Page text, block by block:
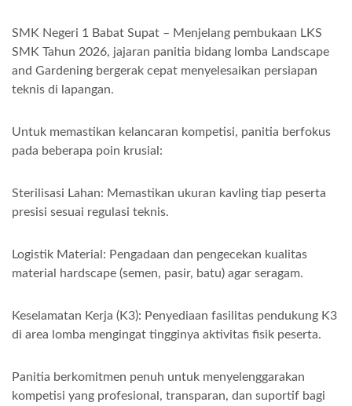
SMK Negeri 1 Babat Supat – Menjelang pembukaan LKS
SMK Tahun 2026, jajaran panitia bidang lomba Landscape
and Gardening bergerak cepat menyelesaikan persiapan
teknis di lapangan.
Untuk memastikan kelancaran kompetisi, panitia berfokus
pada beberapa poin krusial:
Sterilisasi Lahan: Memastikan ukuran kavling tiap peserta
presisi sesuai regulasi teknis.
Logistik Material: Pengadaan dan pengecekan kualitas
material hardscape (semen, pasir, batu) agar seragam.
Keselamatan Kerja (K3): Penyediaan fasilitas pendukung K3
di area lomba mengingat tingginya aktivitas fisik peserta.
Panitia berkomitmen penuh untuk menyelenggarakan
kompetisi yang profesional, transparan, dan suportif bagi